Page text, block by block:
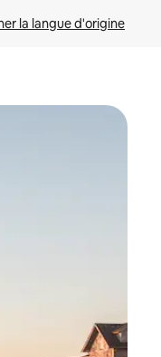
la langue d'origine